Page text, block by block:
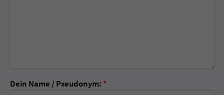
Dein Name / Pseudonym: *